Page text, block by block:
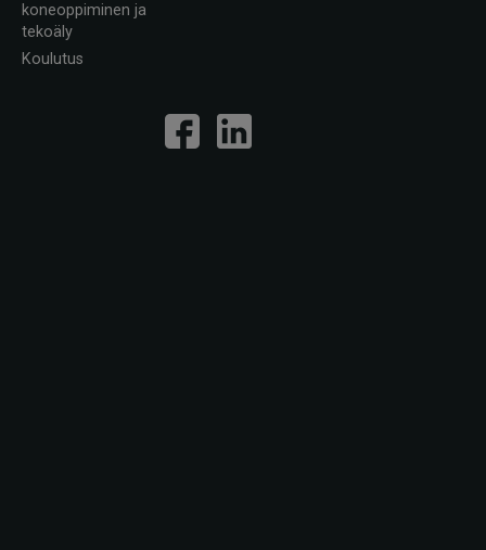
koneoppiminen ja
tekoäly
Koulutus